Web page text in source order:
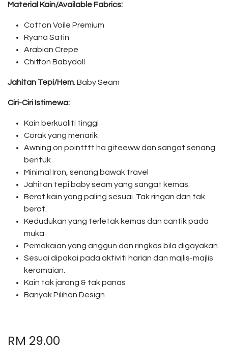
Material Kain/Available Fabrics:
Cotton Voile Premium
Ryana Satin
Arabian Crepe
Chiffon Babydoll
Jahitan Tepi/Hem: Baby Seam
Ciri-Ciri Istimewa:
Kain berkualiti tinggi
Corak yang menarik
Awning on pointttt ha giteeww dan sangat senang
bentuk
Minimal Iron, senang bawak travel
Jahitan tepi baby seam yang sangat kemas.
Berat kain yang paling sesuai. Tak ringan dan tak
berat.
Kedudukan yang terletak kemas dan cantik pada
muka
Pemakaian yang anggun dan ringkas bila digayakan.
Sesuai dipakai pada aktiviti harian dan majlis-majlis
keramaian.
Kain tak jarang & tak panas
Banyak Pilihan Design
RM 29.00